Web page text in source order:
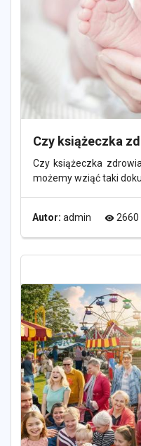
Czy książeczka
możemy wziąć taki
Autor: admin visibility 2660